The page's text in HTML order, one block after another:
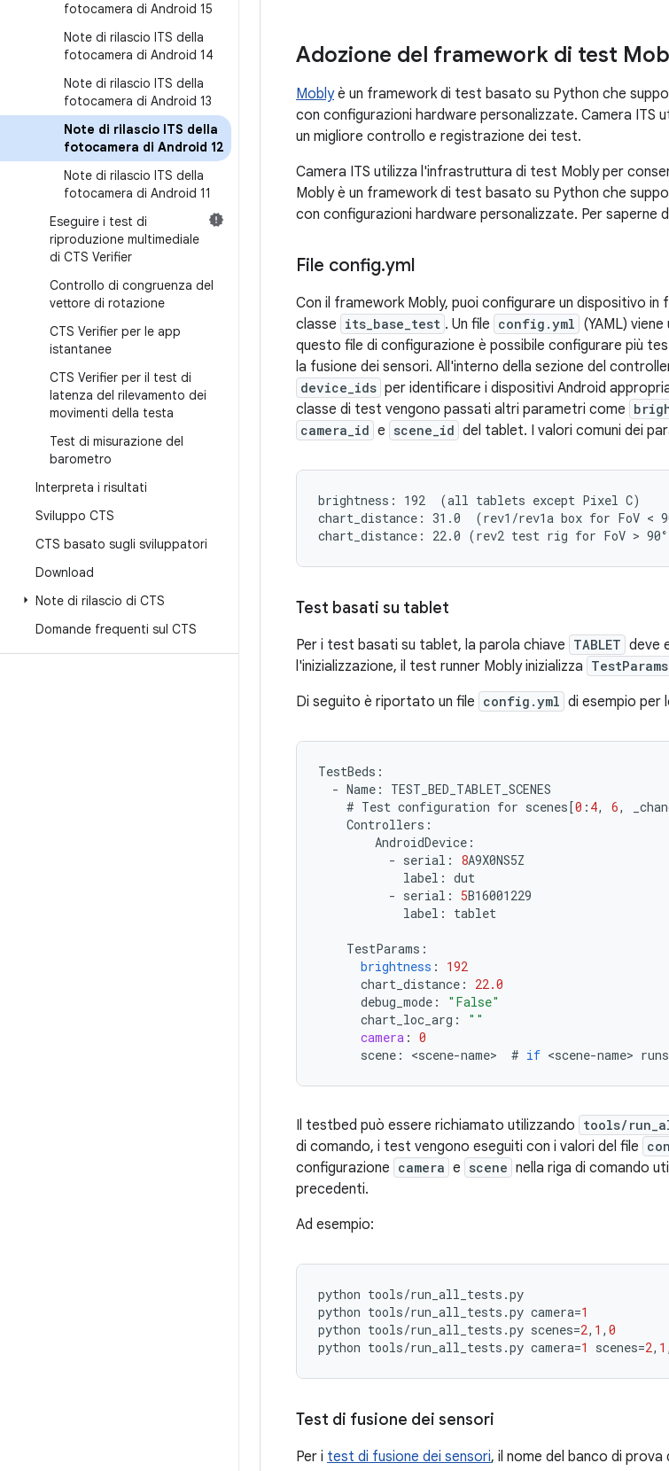
fotocamera di Android 15
Note di rilascio ITS della
fotocamera di Android 14
Note di rilascio ITS della
fotocamera di Android 13
Note di rilascio ITS della
fotocamera di Android 12
Note di rilascio ITS della
fotocamera di Android 11
Eseguire i test di
riproduzione multimediale
di CTS Verifier
Controllo di congruenza del
vettore di rotazione
CTS Verifier per le app
istantanee
CTS Verifier per il test di
latenza del rilevamento dei
movimenti della testa
Test di misurazione del
barometro
Interpreta i risultati
Sviluppo CTS
CTS basato sugli sviluppatori
Download
Note di rilascio di CTS
Domande frequenti sul CTS
Adozione del framework di test
Moblyè un framework di test basato su Python che
con configurazioni hardware personalizzate. Camera
un migliore controllo e registrazione dei test.
Camera ITS utilizza l'infrastruttura di test Mobly per
Mobly è un framework di test basato su Python che
con configurazioni hardware personalizzate. Per saperne
File config.yml
Con il framework Mobly, puoi configurare un dispositivo
classe its_base_test . Un file config.yml (YAML)
questo file di configurazione è possibile configurare più
la fusione dei sensori. All'interno della sezione del
device_ids per identificare i dispositivi Android
classe di test vengono passati altri parametri come
camera_id e scene_id del tablet. I valori comuni dei
brightness: 192  (all tablets except Pixel C)
chart_distance: 31.0  (rev1/rev1a box for FoV <
Test basati su tablet
Per i test basati su tablet, la parola chiave TABLET deve
l'inizializzazione, il test runner Mobly inizializza TestParams
Di seguito è riportato un file config.yml di esempio per
TestBeds :
- Name :
TEST_BED_TABLET_SCENES
# Test configuration for scenes[0 : 4, 6,
Controllers :
AndroidDevice :
- serial : 8A9X0NS5Z
label : dut
- serial : 5B16001229
label : tablet
TestParams :
brightness :
192
chart_distance :
22.0
debug_mode :
"False"
chart_loc_arg :
""
camera : 0
scene : <scene-name> # if <scene-name> runs
Il testbed può essere richiamato utilizzando tools/
di comando, i test vengono eseguiti con i valori del file
configurazione camera e scene nella riga di comando
precedenti.
Ad esempio:
python tools/run_all_tests .py
python tools/run_all_tests .py camera=1
python tools/run_all_tests .py scenes=2, 1 , 0
python tools/run_all_tests .py camera=1 scenes=2, 1 ,
Test di fusione dei sensori
Per i test di fusione dei sensori, il nome del banco di